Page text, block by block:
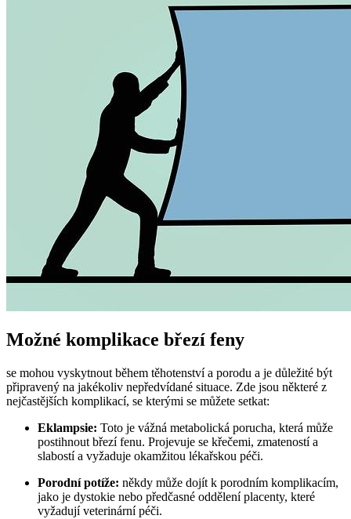
Možné komplikace březí feny
se mohou vyskytnout během těhotenství a porodu a je důležité být
připravený na jakékoliv nepředvídané situace. Zde jsou některé z
nejčastějších komplikací, se kterými se můžete setkat:
Eklampsie: Toto je vážná metabolická porucha, která může
postihnout březí fenu. Projevuje se křečemi, zmateností a
slabostí a vyžaduje okamžitou lékařskou péči.
Porodní potíže: někdy může dojít k porodním komplikacím,
jako je dystokie nebo předčasné oddělení placenty, které
vyžadují veterinární péči.